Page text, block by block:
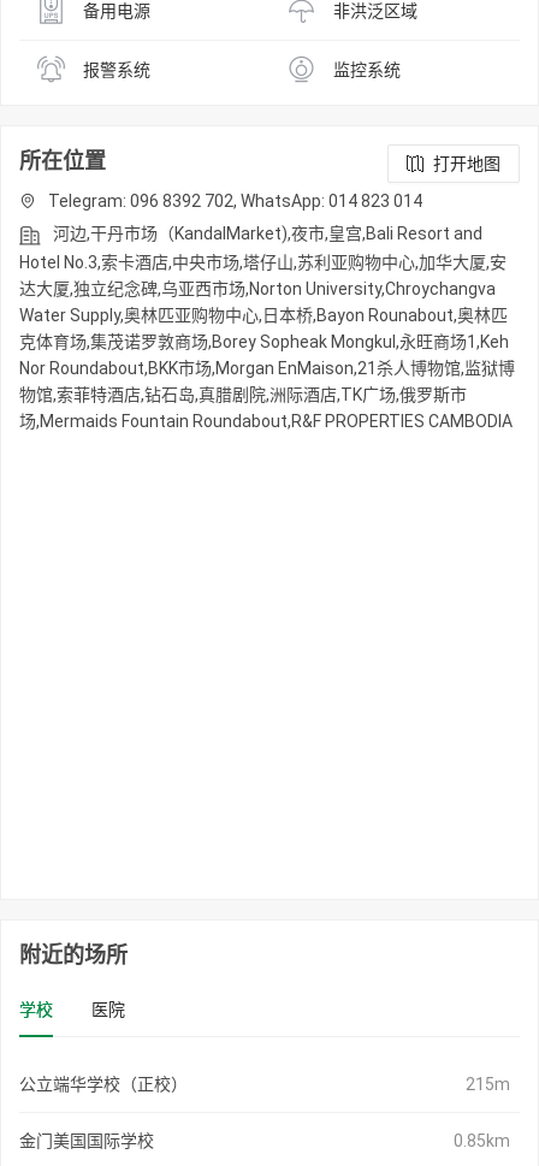
备用电源 非洪泛区域
报警系统 监控系统
所在位置
打开地图
Telegram: 096 8392 702, WhatsApp: 014 823 014
河边,干丹市场（KandalMarket),夜市,皇宫,Bali Resort and
Hotel No.3,索卡酒店,中央市场,塔仔山,苏利亚购物中心,加华大厦,安
达大厦,独立纪念碑,乌亚西市场,Norton University,Chroychangva
Water Supply,奥林匹亚购物中心,日本桥,Bayon Rounabout,奥林匹
克体育场,集茂诺罗敦商场,Borey Sopheak Mongkul,永旺商场1,Keh
Nor Roundabout,BKK市场,Morgan EnMaison,21杀人博物馆,监狱博
物馆,索菲特酒店,钻石岛,真腊剧院,洲际酒店,TK广场,俄罗斯市
场,Mermaids Fountain Roundabout,R&F PROPERTIES CAMBODIA
附近的场所
学校 医院
公立端华学校（正校） 215m
金门美国国际学校 0.85km